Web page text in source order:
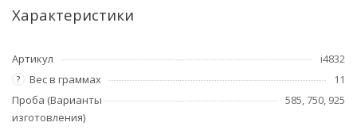
Характеристики
Артикул i4832
? Вес в граммах
11
Проба (Варианты
изготовления)
585, 750, 925